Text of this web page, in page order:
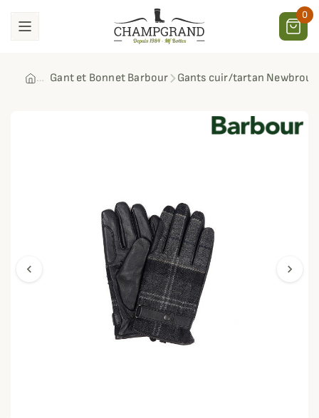
0
Gant et Bonnet Barbour Gants cuir/tartan
chevron_left chevron_right